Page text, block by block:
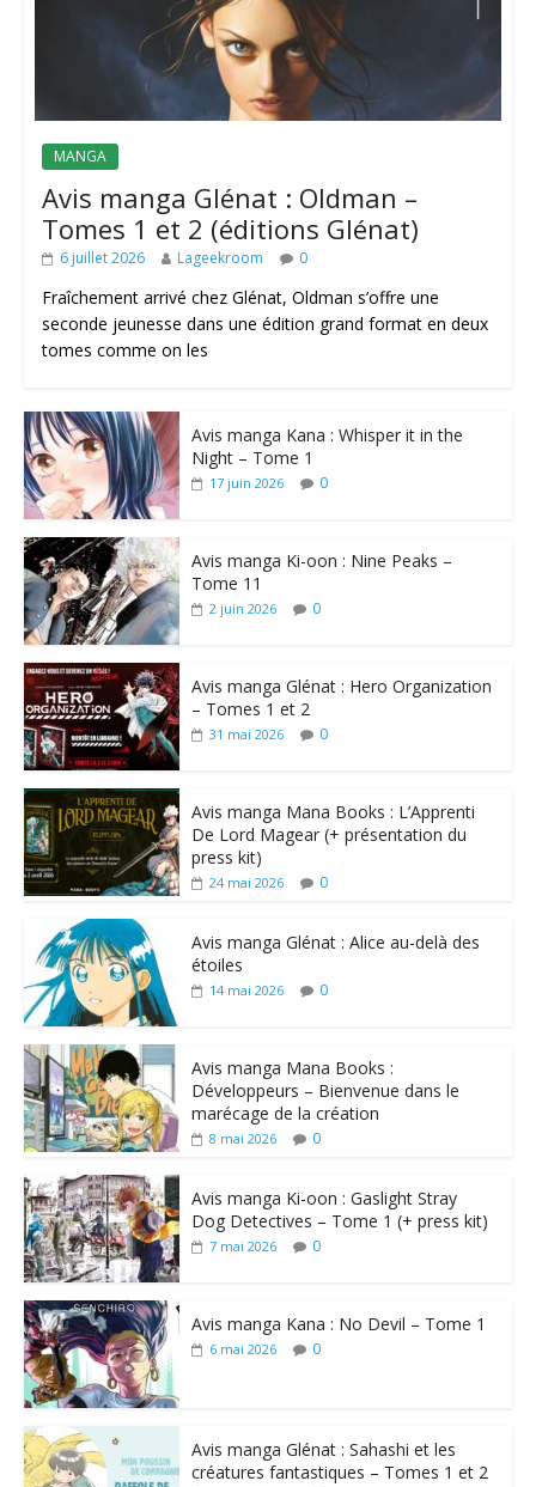
MANGA
Avis manga Glénat : Oldman –
Tomes 1 et 2 (éditions Glénat)
6 juillet 2026 Lageekroom 0
Fraîchement arrivé chez Glénat, Oldman s’offre une
seconde jeunesse dans une édition grand format en deux
tomes comme on les
Avis manga Kana : Whisper it in the
Night – Tome 1
17 juin 2026 0
Avis manga Ki-oon : Nine Peaks –
Tome 11
2 juin 2026 0
Avis manga Glénat : Hero Organization
– Tomes 1 et 2
31 mai 2026 0
Avis manga Mana Books : L’Apprenti
De Lord Magear (+ présentation du
press kit)
24 mai 2026 0
Avis manga Glénat : Alice au-delà des
étoiles
14 mai 2026 0
Avis manga Mana Books :
Développeurs – Bienvenue dans le
marécage de la création
8 mai 2026 0
Avis manga Ki-oon : Gaslight Stray
Dog Detectives – Tome 1 (+ press kit)
7 mai 2026 0
Avis manga Kana : No Devil – Tome 1
6 mai 2026 0
Avis manga Glénat : Sahashi et les
créatures fantastiques – Tomes 1 et 2